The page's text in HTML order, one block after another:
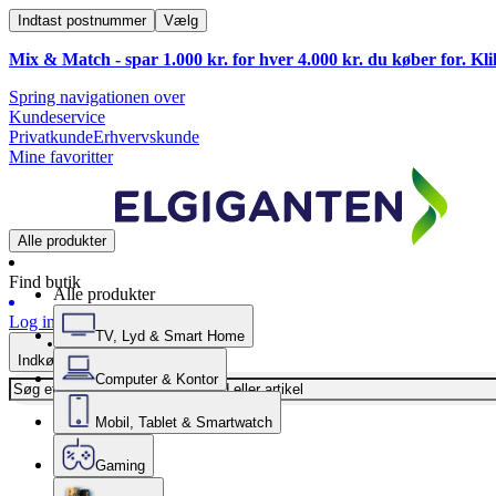
Indtast postnummer Vælg
Mix & Match - spar 1.000 kr. for hver 4.000 kr. du køber for.
Spring navigationen over
Kundeservice
PrivatkundeErhvervskunde
Mine favoritter
Alle produkter
Find butik
Log ind
Indkøbskurv
Alle produkter
TV, Lyd & Smart Home
Computer & Kontor
Mobil, Tablet & Smartwatch
Gaming